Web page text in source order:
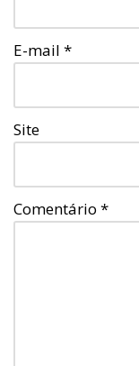
E-mail *
Site
Comentário *